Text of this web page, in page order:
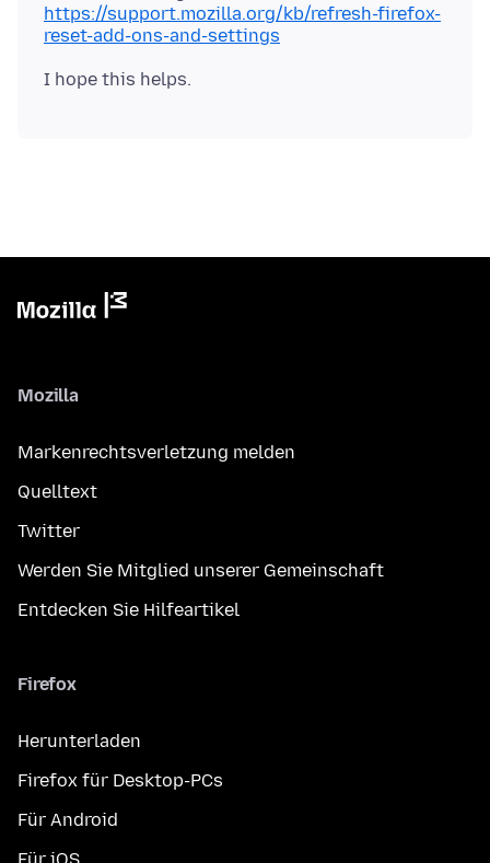
https://support.mozilla.org/kb/refresh-firefox-
reset-add-ons-and-settings
Mozilla
Markenrechtsverletzung melden
Quelltext
Twitter
Werden Sie Mitglied unserer Gemeinschaft
Entdecken Sie Hilfeartikel
Firefox
Herunterladen
Firefox für Desktop-PCs
Für Android